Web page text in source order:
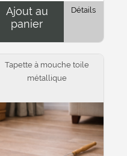
permettent...
Ajout au
panier
Détails
Tapette à mouche toile
métallique